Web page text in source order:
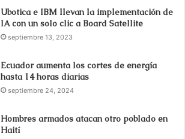
Ubotica e IBM llevan la implementación de
IA con un solo clic a Board Satellite
septiembre 13, 2023
Ecuador aumenta los cortes de energía
hasta 14 horas diarias
septiembre 24, 2024
Hombres armados atacan otro poblado en
Haití